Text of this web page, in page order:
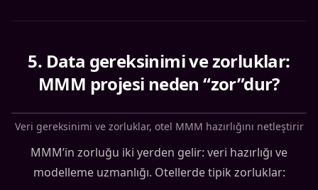
5. Data gereksinimi ve zorluklar:
MMM projesi neden “zor”dur?
Veri gereksinimi ve zorluklar, otel MMM hazırlığını netleştirir
MMM’in zorluğu iki yerden gelir: veri hazırlığı ve
modelleme uzmanlığı. Otellerde tipik zorluklar: